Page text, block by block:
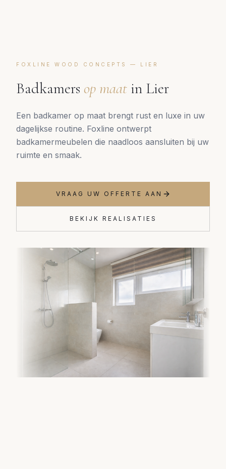
FOXLINE WOOD CONCEPTS — LIER
Badkamers op maat in Lier
Een badkamer op maat brengt rust en luxe in uw
dagelijkse routine. Foxline ontwerpt
badkamermeubelen die naadloos aansluiten bij uw
ruimte en smaak.
VRAAG UW OFFERTE AAN
BEKIJK REALISATIES